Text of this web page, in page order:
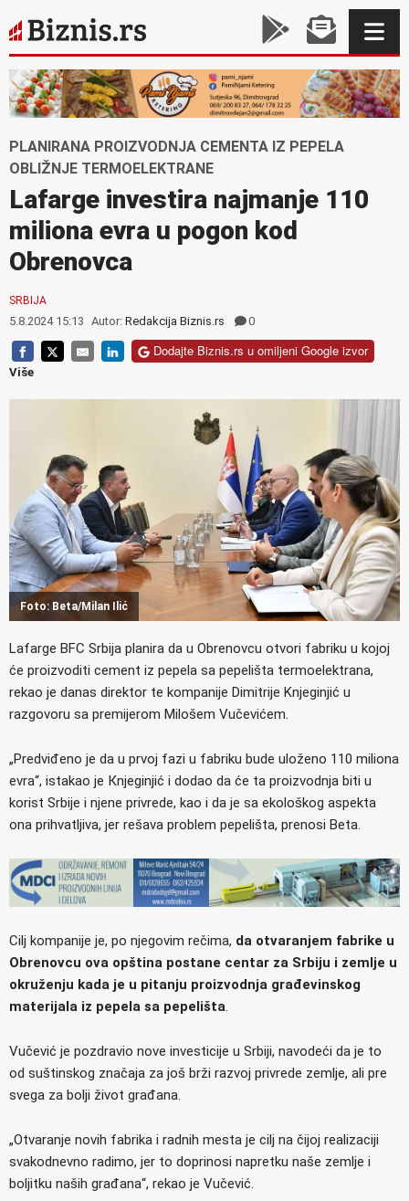
PLANIRANA PROIZVODNJA CEMENTA IZ PEPELA
OBLIŽNJE TERMOELEKTRANE
Lafarge investira najmanje 110
miliona evra u pogon kod
Obrenovca
SRBIJA
5.8.2024 15:13 Autor: Redakcija Biznis.rs 0
Dodajte Biznis.rs u omiljeni Google izvor
Više
Foto: Beta/Milan Ilić
Lafarge BFC Srbija planira da u Obrenovcu otvori fabriku u kojoj
će proizvoditi cement iz pepela sa pepelišta termoelektrana,
rekao je danas direktor te kompanije Dimitrije Knjeginjić u
razgovoru sa premijerom Milošem Vučevićem.
„Predviđeno je da u prvoj fazi u fabriku bude uloženo 110 miliona
evra“, istakao je Кnjeginjić i dodao da će ta proizvodnja biti u
korist Srbije i njene privrede, kao i da je sa ekološkog aspekta
ona prihvatljiva, jer rešava problem pepelišta, prenosi Beta.
Cilj kompanije je, po njegovim rečima, da otvaranjem fabrike u
Obrenovcu ova opština postane centar za Srbiju i zemlje u
okruženju kada je u pitanju proizvodnja građevinskog
materijala iz pepela sa pepelišta.
Vučević je pozdravio nove investicije u Srbiji, navodeći da je to
od suštinskog značaja za još brži razvoj privrede zemlje, ali pre
svega za bolji život građana.
„Otvaranje novih fabrika i radnih mesta je cilj na čijoj realizaciji
svakodnevno radimo, jer to doprinosi napretku naše zemlje i
boljitku naših građana“, rekao je Vučević.